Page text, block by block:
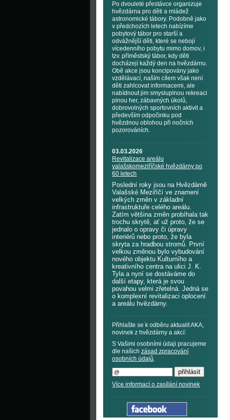
Po dvouleté přestávce organizuje
hvězdárna pro děti a mládež
astronomické tábory. Podobně jako
v předchozích letech nabízíme
pobytový tábor pro starší a
odvážnější děti, které se nebojí
vícedenního pobytu mimo domov, i
tzv. příměstský tábor, kdy děti
docházejí každý den na hvězdárnu.
Obě akce jsou koncipovány jako
vzdělávací, naším cílem však není
děti zahlcovat informacemi, ale
nabídnout jim smysluplnou rekreaci
plnou her, zábavných úkolů,
dobrovolných sportovních aktivit a
především odpočinku pod
hvězdnou oblohou při nočních
pozorováních.
03.03.2026
Revitalizace areálu
valašskomeziříčské hvězdárny po
60 letech
Poslední roky jsou na Hvězdárně
Valašské Meziříčí ve znamení
velkých změn v základní
infrastruktuře celého areálu.
Zatím většina změn probíhala tak
trochu skrytě, ať už proto, že se
jednalo o opravy či úpravy
interiérů nebo proto, že byla
skryta za hradbou stromů. První
velkou změnou bylo vybudování
nového objektu Kulturního a
kreativního centra na ulici J. K.
Tyla a nyní se dostáváme do
další etapy, která je svou
povahou velmi zřetelná. Jedná se
o komplexní revitalizaci oplocení
a areálu hvězdárny.
Přihlašte se k odběru aktualit AKA,
novinek z hvězdárny a akcí:
S Vašimi osobními údaji pracujeme
dle našich zásad zpracování
osobních údajů.
Více informací o zasílání novinek